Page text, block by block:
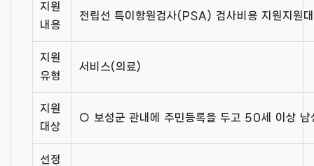
지원
내용
전립선 특이항원검사(PSA) 검사비용 지원지원
지원
유형
서비스(의료)
지원
대상
○ 보성군 관내에 주민등록을 두고 50세 이상 남
선정